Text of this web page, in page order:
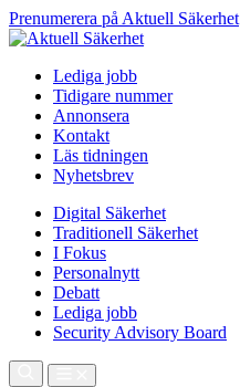
Prenumerera på Aktuell Säkerhet
Lediga jobb
Tidigare nummer
Annonsera
Kontakt
Läs tidningen
Nyhetsbrev
Digital Säkerhet
Traditionell Säkerhet
I Fokus
Personalnytt
Debatt
Lediga jobb
Security Advisory Board